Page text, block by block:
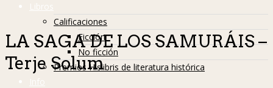
Libros
Calificaciones
Ficción
No ficción
Premios Hislibris de literatura histórica
Info
LA SAGA DE LOS SAMURÁIS –
Terje Solum